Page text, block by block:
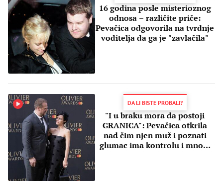
16 godina posle misterioznog
odnosa – različite priče:
Pevačica odgovorila na tvrdnje
voditelja da ga je "zavlačila"
DA LI BISTE PROBALI?
"I u braku mora da postoji
GRANICA": Pevačica otkrila
nad čim njen muž i poznati
glumac ima kontrolu i mnogi